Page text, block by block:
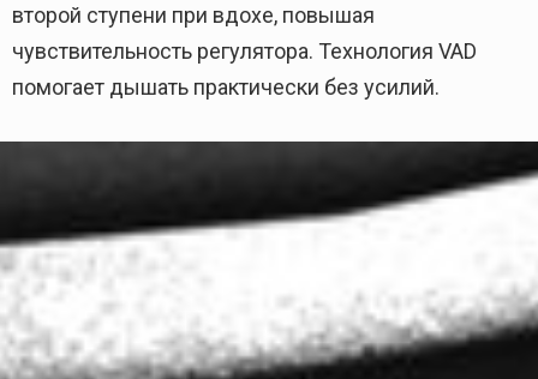
второй ступени при вдохе, повышая
чувствительность регулятора. Технология VAD
помогает дышать практически без усилий.